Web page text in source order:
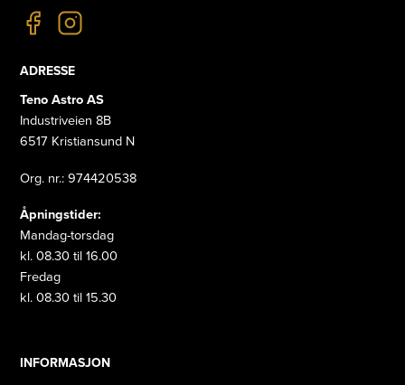
ADRESSE
Teno Astro AS
Industriveien 8B
6517 Kristiansund N
Org. nr.: 974420538
Åpningstider:
Mandag-torsdag
kl. 08.30 til 16.00
Fredag
kl. 08.30 til 15.30
INFORMASJON